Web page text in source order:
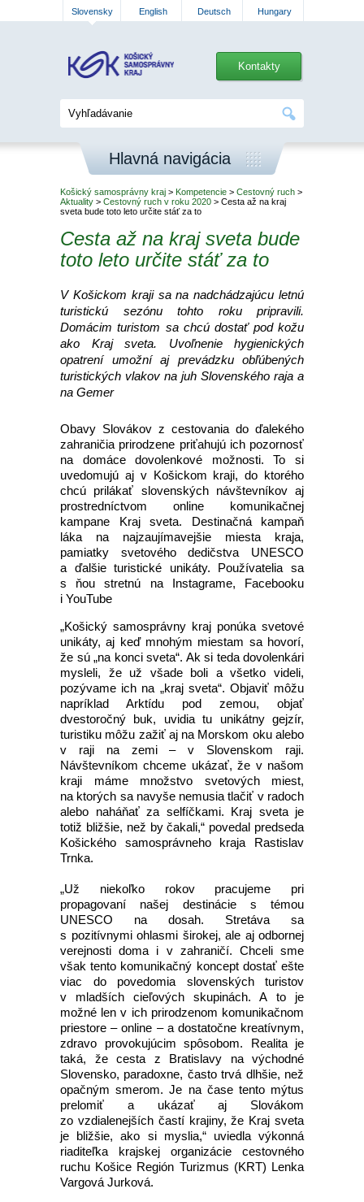
Slovensky English Deutsch Hungary
Kontakty
Hlavná navigácia
Košický samosprávny kraj > Kompetencie > Cestovný ruch >
Aktuality > Cestovný ruch v roku 2020 > Cesta až na kraj
sveta bude toto leto určite stáť za to
Cesta až na kraj sveta bude
toto leto určite stáť za to
V Košickom kraji sa na nadchádzajúcu letnú
turistickú sezónu tohto roku pripravili.
Domácim turistom sa chcú dostať pod kožu
ako Kraj sveta. Uvoľnenie hygienických
opatrení umožní aj prevádzku obľúbených
turistických vlakov na juh Slovenského raja a
na Gemer
Obavy Slovákov z cestovania do ďalekého
zahraničia prirodzene priťahujú ich pozornosť
na domáce dovolenkové možnosti. To si
uvedomujú aj v Košickom kraji, do ktorého
chcú prilákať slovenských návštevníkov aj
prostredníctvom online komunikačnej
kampane Kraj sveta. Destinačná kampaň
láka na najzaujímavejšie miesta kraja,
pamiatky svetového dedičstva UNESCO
a ďalšie turistické unikáty. Používatelia sa
s ňou stretnú na Instagrame, Facebooku
i YouTube
„Košický samosprávny kraj ponúka svetové
unikáty, aj keď mnohým miestam sa hovorí,
že sú „na konci sveta“. Ak si teda dovolenkári
mysleli, že už všade boli a všetko videli,
pozývame ich na „kraj sveta“. Objaviť môžu
napríklad Arktídu pod zemou, objať
dvestoročný buk, uvidia tu unikátny gejzír,
turistiku môžu zažiť aj na Morskom oku alebo
v raji na zemi – v Slovenskom raji.
Návštevníkom chceme ukázať, že v našom
kraji máme množstvo svetových miest,
na ktorých sa navyše nemusia tlačiť v radoch
alebo naháňať za selfíčkami. Kraj sveta je
totiž bližšie, než by čakali,“ povedal predseda
Košického samosprávneho kraja Rastislav
Trnka.
„Už niekoľko rokov pracujeme pri
propagovaní našej destinácie s témou
UNESCO na dosah. Stretáva sa
s pozitívnymi ohlasmi širokej, ale aj odbornej
verejnosti doma i v zahraničí. Chceli sme
však tento komunikačný koncept dostať ešte
viac do povedomia slovenských turistov
v mladších cieľových skupinách. A to je
možné len v ich prirodzenom komunikačnom
priestore – online – a dostatočne kreatívnym,
zdravo provokujúcim spôsobom. Realita je
taká, že cesta z Bratislavy na východné
Slovensko, paradoxne, často trvá dlhšie, než
opačným smerom. Je na čase tento mýtus
prelomiť a ukázať aj Slovákom
zo vzdialenejších častí krajiny, že Kraj sveta
je bližšie, ako si myslia,“ uviedla výkonná
riaditeľka krajskej organizácie cestovného
ruchu Košice Región Turizmus (KRT) Lenka
Vargová Jurková.